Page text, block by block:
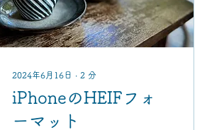
2024年6月16日 ∙ 2 分
iPhoneのHEIFフォ
ーマット